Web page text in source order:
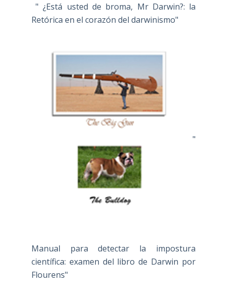
" ¿Está usted de broma, Mr Darwin?: la
Retórica en el corazón del darwinismo"
"
Manual para detectar la impostura
científica: examen del libro de Darwin por
Flourens"